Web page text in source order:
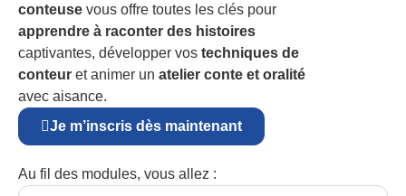
conteuse vous offre toutes les clés pour
apprendre à raconter des histoires
captivantes, développer vos techniques de
conteur et animer un atelier conte et oralité
avec aisance.
Je m’inscris dès maintenant
Au fil des modules, vous allez :